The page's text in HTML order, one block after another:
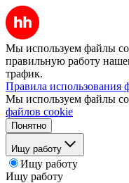
Мы используем файлы
правильную работу
трафик.
Правила использования
Мы используем файлы
файлов cookie
Понятно
Ищу работу
Ищу работу
Ищу работу